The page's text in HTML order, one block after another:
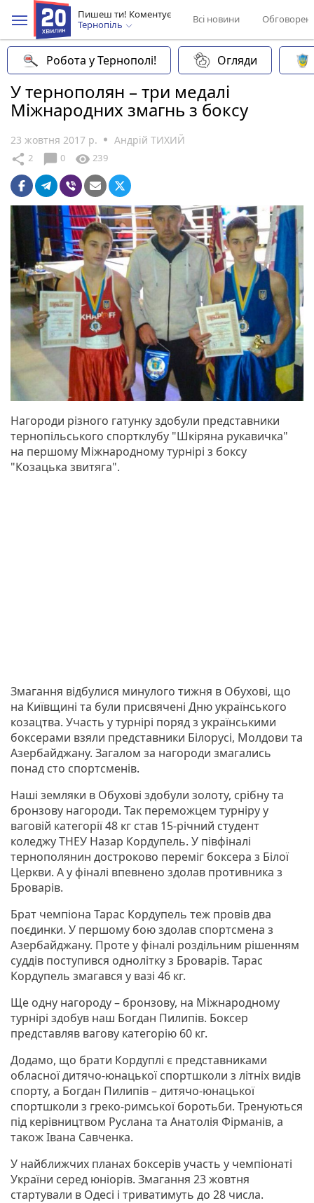
Пишеш ти! Коментує
Тернопіль
Всі новини
Робота у Тернополі! Огляди
У тернополян – три медалі
Міжнародних змагнь з боксу
23 жовтня 2017 р. Андрій ТИХИЙ
share 2 chat_bubble 0 visibility 239
Нагороди різного гатунку здобули представники
тернопільського спортклубу "Шкіряна рукавичка"
на першому Міжнародному турнірі з боксу
"Козацька звитяга".
Змагання відбулися минулого тижня в Обухові, що
на Київщині та були присвячені Дню українського
козацтва. Участь у турнірі поряд з українськими
боксерами взяли представники Білорусі, Молдови та
Азербайджану. Загалом за нагороди змагались
понад сто спортсменів.
Наші земляки в Обухові здобули золоту, срібну та
бронзову нагороди. Так переможцем турніру у
ваговій категорії 48 кг став 15-річний студент
коледжу ТНЕУ Назар Кордупель. У півфіналі
тернополянин достроково переміг боксера з Білої
Церкви. А у фіналі впевнено здолав противника з
Броварів.
Брат чемпіона Тарас Кордупель теж провів два
поєдинки. У першому бою здолав спортсмена з
Азербайджану. Проте у фіналі роздільним рішенням
суддів поступився однолітку з Броварів. Тарас
Кордупель змагався у вазі 46 кг.
Ще одну нагороду – бронзову, на Міжнародному
турнірі здобув наш Богдан Пилипів. Боксер
представляв вагову категорію 60 кг.
Додамо, що брати Кордуплі є представниками
обласної дитячо-юнацької спортшколи з літніх видів
спорту, а Богдан Пилипів – дитячо-юнацької
спортшколи з греко-римської боротьби. Тренуються
під керівництвом Руслана та Анатолія Фірманів, а
також Івана Савченка.
У найближчих планах боксерів участь у чемпіонаті
України серед юніорів. Змагання 23 жовтня
стартували в Одесі і триватимуть до 28 числа.